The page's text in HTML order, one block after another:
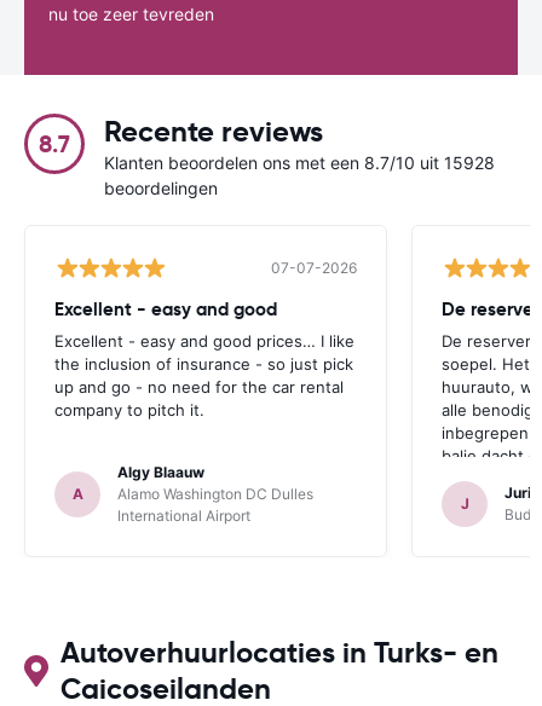
nu toe zeer tevreden
8.7 Recente reviews
Klanten beoordelen ons met een 8.7/10 uit 15928
beoordelingen
07-07-2026
Excellent - easy and good
Excellent - easy and good prices… I like
the inclusion of insurance - so just pick
up and go - no need for the car rental
company to pitch it.
A
Algy Blaauw
Alamo Washington DC Dulles
International Airport
De
soepel. Het
huurauto,
alle
inbegrepen.
balie dacht
probeerde
verzekering
waren we
J
Autoverhuurlocaties in Turks- en
Caicoseilanden